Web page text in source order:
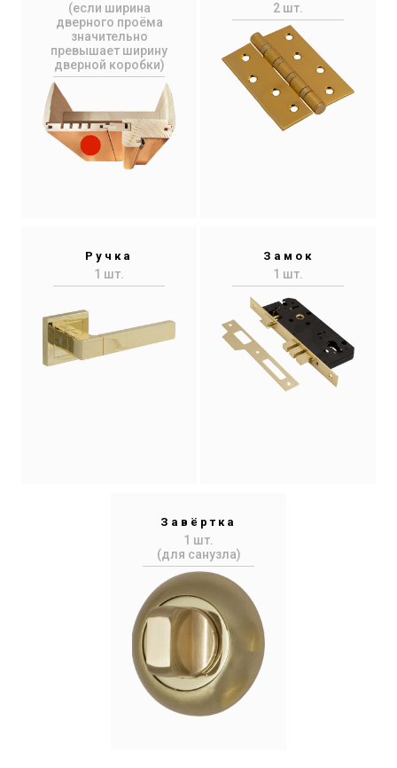
(если ширина
дверного проёма
значительно
превышает ширину
дверной коробки)
2 шт.
Ручка
1 шт.
Замок
1 шт.
Завёртка
1 шт.
(для санузла)